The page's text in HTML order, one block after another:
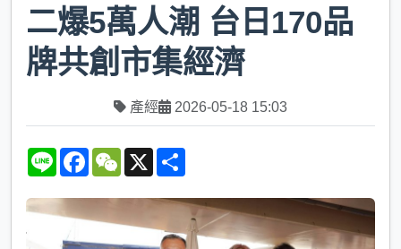
二爆5萬人潮 台日170品
牌共創市集經濟
產經 2026-05-18 15:03
L
e
F
e
o
o
W
h
t
X
r
e